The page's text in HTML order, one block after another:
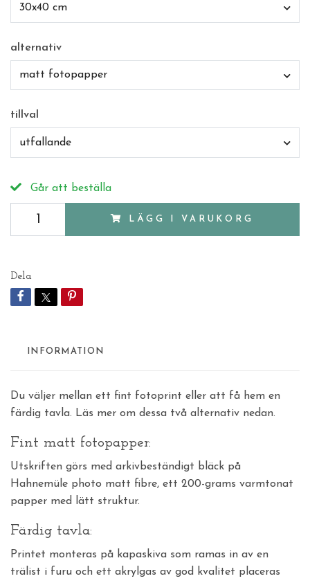
30x40 cm
alternativ
matt fotopapper
tillval
utfallande
Går att beställa
LÄGG I VARUKORG
Dela
INFORMATION
Du väljer mellan ett fint fotoprint eller att få hem en
färdig tavla. Läs mer om dessa två alternativ nedan.
Fint matt fotopapper:
Utskriften görs med arkivbeständigt bläck på
Hahnemüle photo matt fibre, ett 200-grams varmtonat
papper med lätt struktur.
Färdig tavla:
Printet monteras på kapaskiva som ramas in av en
trälist i furu och ett akrylgas av god kvalitet placeras